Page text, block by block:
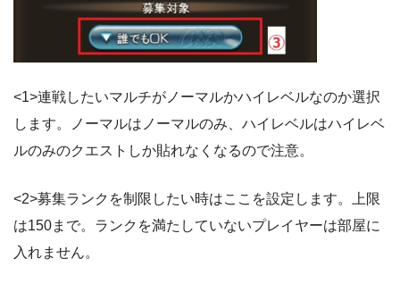
<1>連戦したいマルチがノーマルかハイレベルなのか選択
します。ノーマルはノーマルのみ、ハイレベルはハイレベ
ルのみのクエストしか貼れなくなるので注意。
<2>募集ランクを制限したい時はここを設定します。上限
は150まで。ランクを満たしていないプレイヤーは部屋に
入れません。